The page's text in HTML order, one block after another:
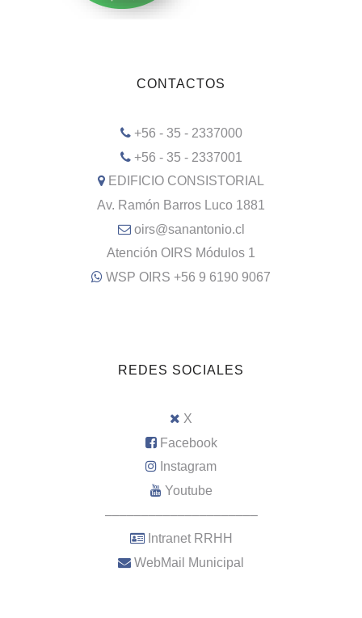
CONTACTOS
+56 - 35 - 2337000
+56 - 35 - 2337001
EDIFICIO CONSISTORIAL
Av. Ramón Barros Luco 1881
oirs@sanantonio.cl
Atención OIRS Módulos 1
WSP OIRS +56 9 6190 9067
REDES SOCIALES
X
Facebook
Instagram
Youtube
–––––––––––––––––––––
Intranet RRHH
WebMail Municipal